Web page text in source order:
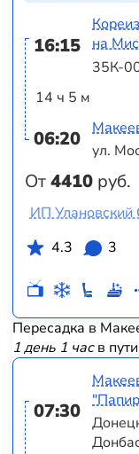
16:15
14 ч 5 м
06:20
От4410 руб.
на
35К-
ул.
ИП Улановский
4.3
3
Пересадка в
1 день 1 часв пути
07:30